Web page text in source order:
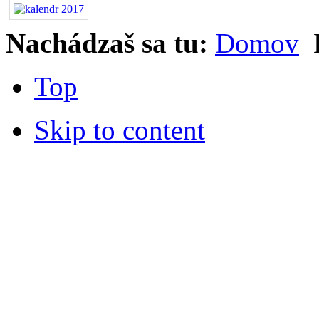
Nachádzaš sa tu: Domov
Top
Skip to content